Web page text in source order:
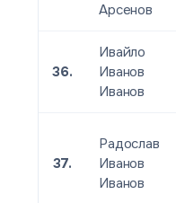
Арсенов
36.
Ивайло
Иванов
Иванов
37.
Радослав
Иванов
Иванов